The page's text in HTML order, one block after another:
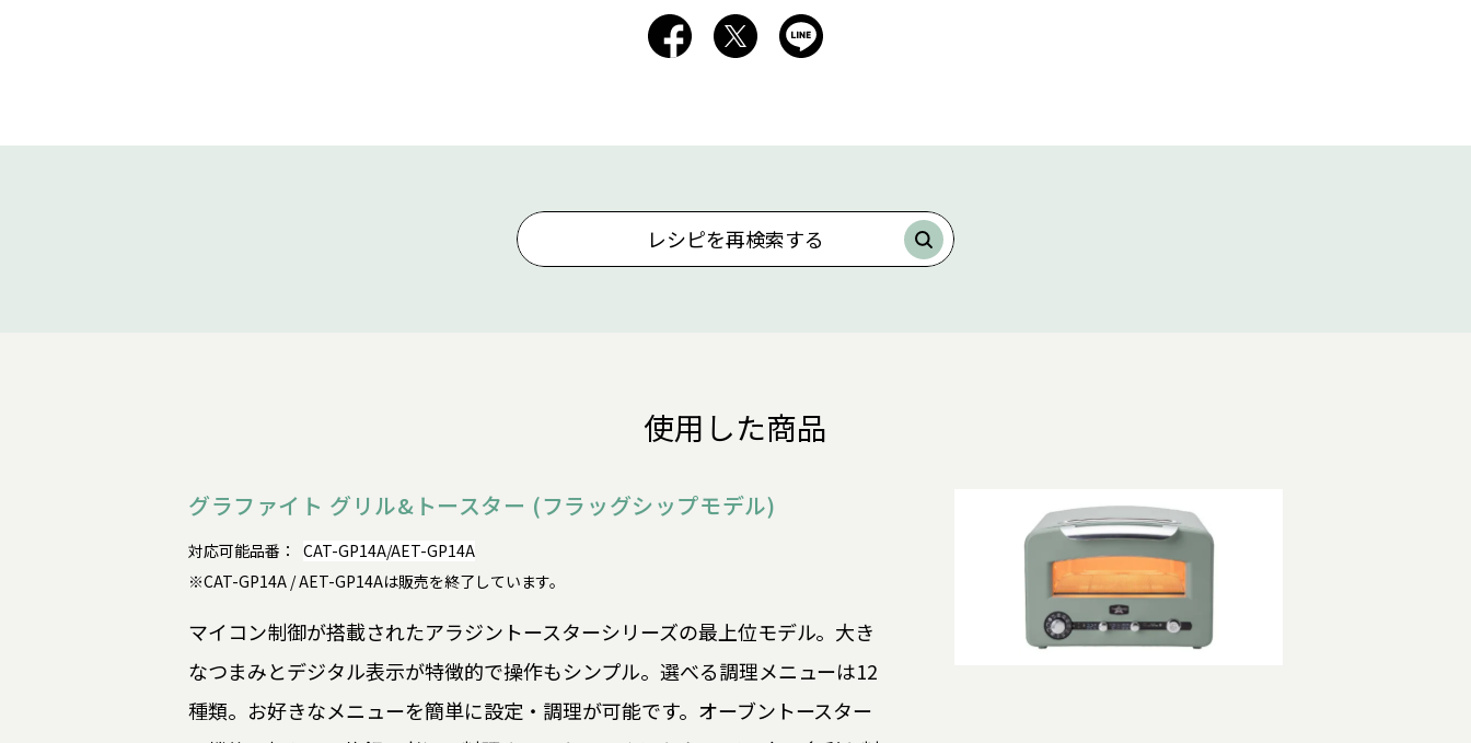
レシピを再検索する
使用した商品
グラファイト グリル&トースター (フラッグシップモデル)
対応可能品番：
CAT-GP14A/AET-GP14A
※CAT-GP14A / AET-GP14Aは販売を終了しています。
マイコン制御が搭載されたアラジントースターシリーズの最上位モデル。大き
なつまみとデジタル表示が特徴的で操作もシンプル。選べる調理メニューは12
種類。お好きなメニューを簡単に設定・調理が可能です。オーブントースター